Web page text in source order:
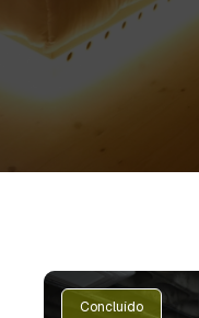
Concluído